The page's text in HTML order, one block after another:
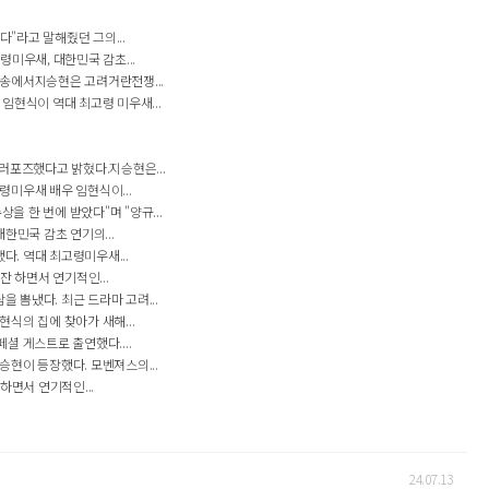
"라고 말해줬던 그의...
미우새, 대한민국 감초...
에서지승현은 고려거란전쟁...
현식이 역대 최고령 미우새...
포즈했다고 밝혔다.지승현은...
미우새 배우 임현식이...
을 한 번에 받았다"며 "양규...
한민국 감초 연기의...
. 역대 최고령미우새...
하면서 연기적인...
뽐냈다. 최근 드라마 고려...
식의 집에 찾아가 새해...
셜 게스트로 출연했다....
현이 등장했다. 모벤져스의...
면서 연기적인...
24.07.13